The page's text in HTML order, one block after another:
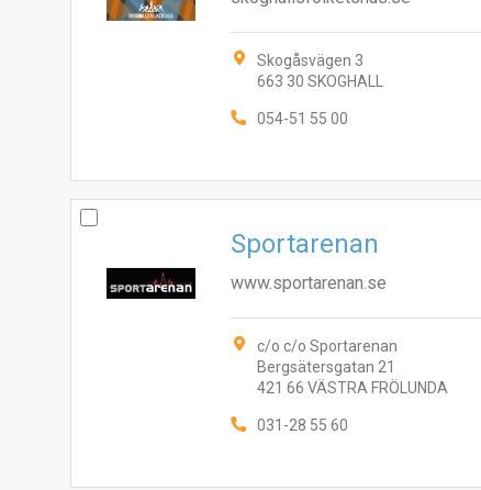
Skogåsvägen 3
663 30 SKOGHALL
054-51 55 00
Sportarenan
www.sportarenan.se
c/o c/o Sportarenan
Bergsätersgatan 21
421 66 VÄSTRA FRÖLUNDA
031-28 55 60